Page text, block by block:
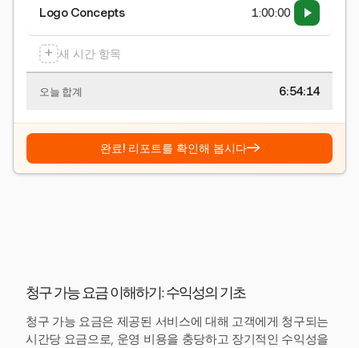
Logo Concepts 1:00:00
+ 새 시간 항목
오늘 합계 6:54:15
완료! 리포트를 확인해 봅시다→
청구 가능 요금 이해하기: 수익성의 기초
청구 가능 요금은 제공된 서비스에 대해 고객에게 청구되는
시간당 요금으로, 운영 비용을 충당하고 장기적인 수익성을